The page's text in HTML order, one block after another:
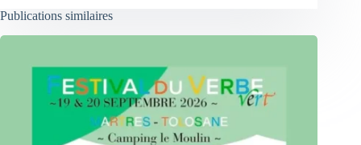
Publications similaires